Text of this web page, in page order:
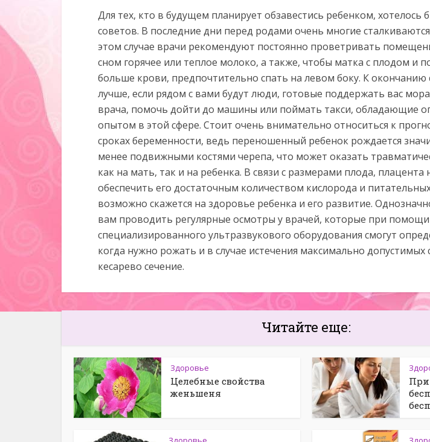
Для тех, кто в будущем планирует обзавестись ребенком, хотелось
советов. В последние дни перед родами очень многие
этом случае врачи рекомендуют постоянно проветривать
сном горячее или теплое молоко, а также, чтобы матка с плодом и
больше крови, предпочтительно спать на левом боку. К окончанию
лучше, если рядом с вами будут люди, готовые поддержать вас
врача, помочь дойти до машины или поймать такси, обладающие
опытом в этой сфере. Стоит очень внимательно относиться к
сроках беременности, ведь переношенный ребенок рождается
менее подвижными костями черепа, что может оказать
как на мать, так и на ребенка. В связи с размерами плода, плацента
обеспечить его достаточным количеством кислорода и
возможно скажется на здоровье ребенка и его развитие.
вам проводить регулярные осмотры у врачей, которые при помощи
специализированного ультразвукового оборудования смогут
когда нужно рожать и в случае истечения максимально допустимых
кесарево сечение.
Читайте еще:
Здоровье
Целебные свойства
женьшеня